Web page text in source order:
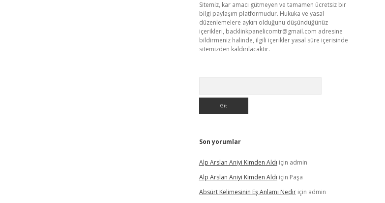
Sitemiz, kar amacı gütmeyen ve tamamen ücretsiz bir
bilgi paylaşım platformudur. Hukuka ve yasal
düzenlemelere aykırı olduğunu düşündüğünüz
içerikleri, backlinkpanelicomtr@gmail.com adresine
bildirmeniz halinde, ilgili içerikler yasal süre içerisinde
sitemizden kaldırılacaktır.
Son yorumlar
Alp Arslan Aniyi Kimden Aldı için admin
Alp Arslan Aniyi Kimden Aldı için Paşa
Absürt Kelimesinin Eş Anlamı Nediriçin admin